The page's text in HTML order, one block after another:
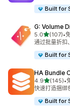
Built for
G: Volume
5.0星（满分 5
(107)
总共 107 条评
•
通过批量折扣
Built for
HA Bundle
4.9星（满分 5
(145)
总共 145 条•
快速打造捆绑
Built for